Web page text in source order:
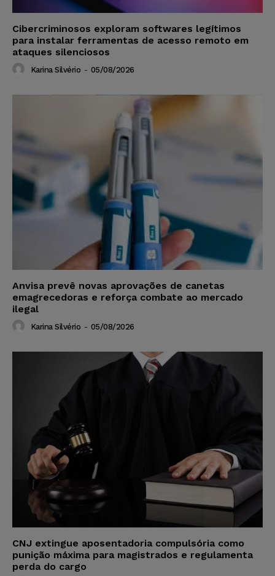
Cibercriminosos exploram softwares legítimos
para instalar ferramentas de acesso remoto em
ataques silenciosos
Karina Silvério - 05/08/2026
Anvisa prevê novas aprovações de canetas
emagrecedoras e reforça combate ao mercado
ilegal
Karina Silvério - 05/08/2026
CNJ extingue aposentadoria compulsória como
punição máxima para magistrados e regulamenta
perda do cargo